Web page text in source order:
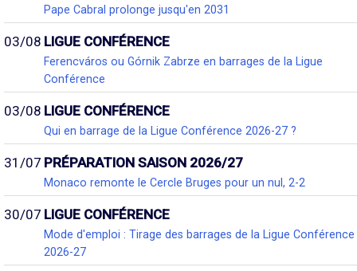
Pape Cabral prolonge jusqu'en 2031
03/08 LIGUE CONFÉRENCE
Ferencváros ou Górnik Zabrze en barrages de la Ligue
Conférence
03/08 LIGUE CONFÉRENCE
Qui en barrage de la Ligue Conférence 2026-27 ?
31/07 PRÉPARATION SAISON 2026/27
Monaco remonte le Cercle Bruges pour un nul, 2-2
30/07 LIGUE CONFÉRENCE
Mode d'emploi : Tirage des barrages de la Ligue Conférence
2026-27